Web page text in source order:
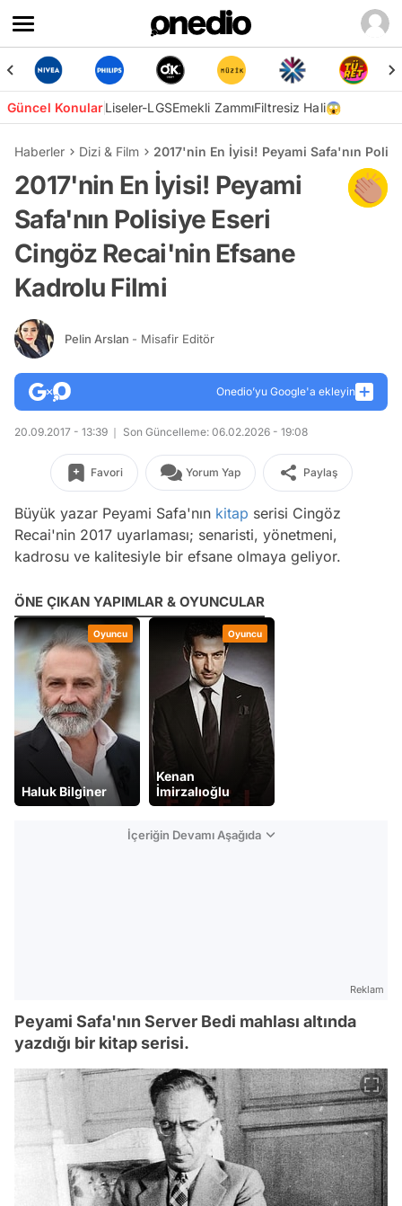
Güncel KonularLiseler-LGSEmekli ZammıFiltresiz Hali😱
Haberler Dizi & Film 2017'nin En İyisi! Peyami Safa'nın
2017'nin En İyisi! Peyami
Safa'nın Polisiye Eseri
Cingöz Recai'nin Efsane
Kadrolu Filmi
Pelin Arslan - Misafir Editör
Onedio’yu Google'a ekleyin
20.09.2017 - 13:39 Son Güncelleme: 06.02.2026 - 19:08
Favori Yorum Yap Paylaş
Büyük yazar Peyami Safa'nın kitap serisi Cingöz
Recai'nin 2017 uyarlaması; senaristi, yönetmeni,
kadrosu ve kalitesiyle bir efsane olmaya geliyor.
ÖNE ÇIKAN YAPIMLAR & OYUNCULAR
Oyuncu
Haluk Bilginer
Oyuncu
Kenan
İmirzalıoğlu
İçeriğin Devamı Aşağıda
Reklam
Peyami Safa'nın Server Bedi mahlası altında
yazdığı bir kitap serisi.